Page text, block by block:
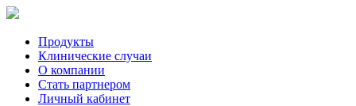
Продукты
Клинические случаи
О компании
Стать партнером
Личный кабинет